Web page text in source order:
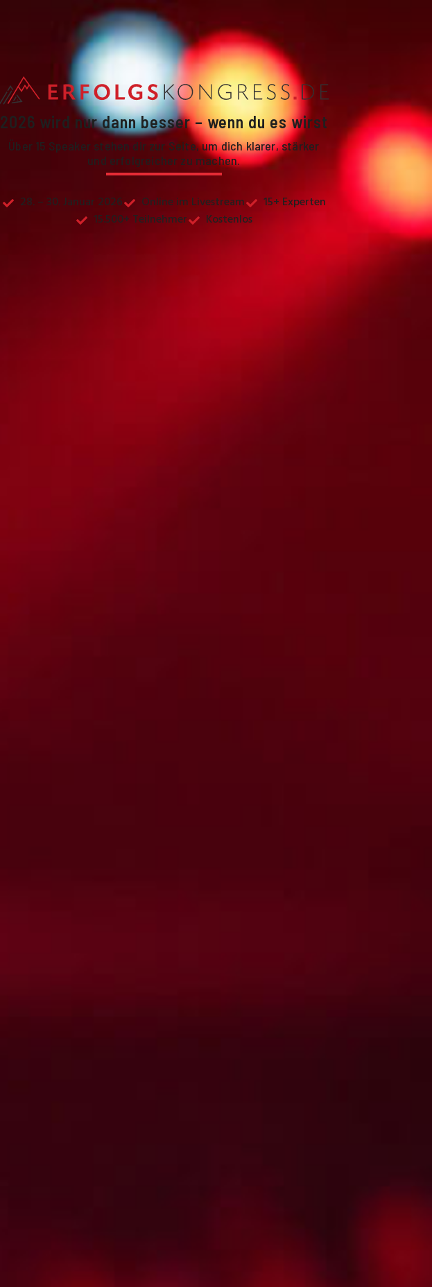
2026 wird nur dann besser – wenn du es wirst
Über 15 Speaker stehen dir zur Seite, um dich klarer, stärker
und erfolgreicher zu machen.
28. – 30. Januar 2026 Online im Livestream
15+ Experten
15.500+ Teilnehmer
Kostenlos